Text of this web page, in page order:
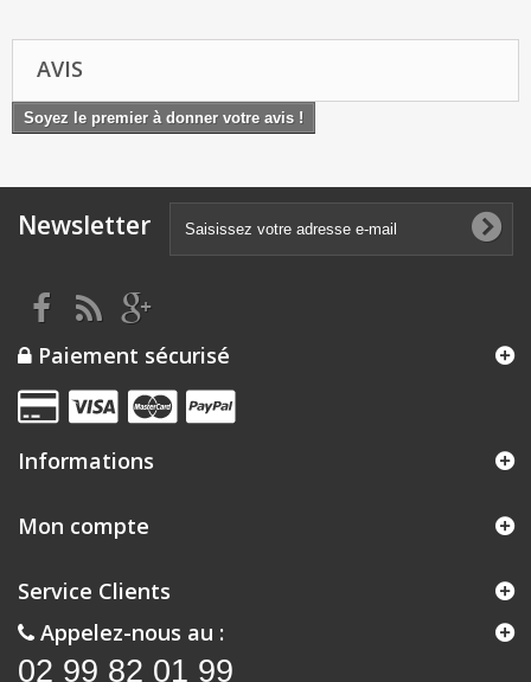
AVIS
Soyez le premier à donner votre avis !
Newsletter
Paiement sécurisé
Informations
Mon compte
Service Clients
Appelez-nous au :
02 99 82 01 99